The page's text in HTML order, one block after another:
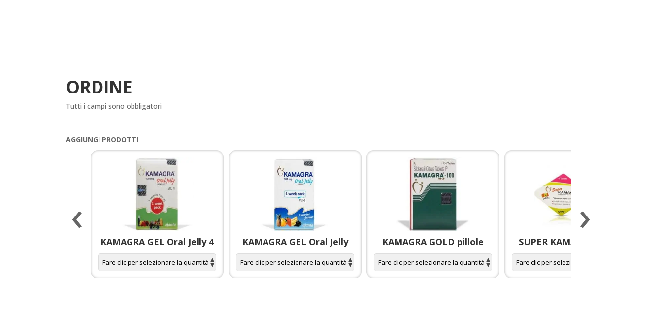
ORDINE
Tutti i campi sono obbligatori
AGGIUNGI PRODOTTI
KAMAGRA GEL Oral Jelly 4 KAMAGRA GEL Oral Jelly KAMAGRA GOLD pillole SUPER KAMAGRA pillole
‹ ›